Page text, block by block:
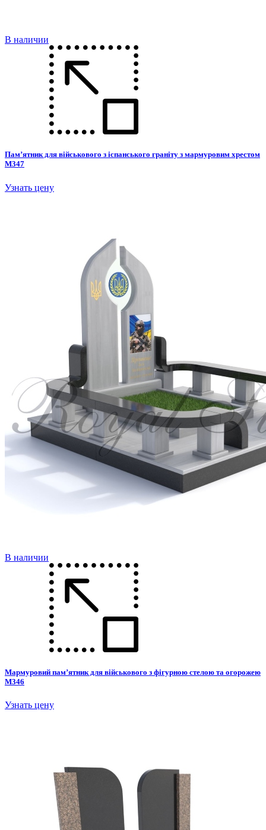
В наличии
Пам’ятник для військового з іспанського граніту з мармуровим хрестом
М347
Узнать цену
В наличии
Мармуровий пам’ятник для військового з фігурною стелою та огорожею
М346
Узнать цену